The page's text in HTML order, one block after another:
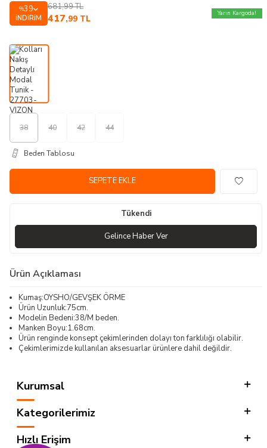
%39
İNDIRIM
681,99TL
417,99 TL
Yarın Kargoda!
38 40 42 44
Beden Tablosu
SEPETE EKLE
Tükendi
Gelince Haber Ver
Ürün Açıklaması
Kumaş:OYSHO/GEVŞEK ÖRME
Ürün Uzunluk:75cm.
Modelin Bedeni:38/M beden.
Manken Boyu:1.68cm.
Ürün renginde konsept çekimlerinden dolayı ton farklılığı olabilir.
Çekimlerimizde kullanılan aksesuarlar ürünlere dahil değildir.
Kurumsal
Kategorilerimiz
Hızlı Erişim